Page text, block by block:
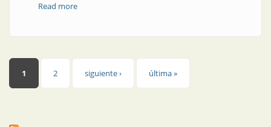
Read moreabout Instalaciones en ambientes explosivos
Páginas
1 2 siguiente › última »